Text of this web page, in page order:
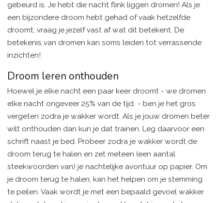
gebeurd is. Je hebt die nacht flink liggen dromen! Als je
een bijzondere droom hebt gehad of vaak hetzelfde
droomt, vraag je jezelf vast af wat dit betekent. De
betekenis van dromen kan soms leiden tot verrassende
inzichten!
Droom leren onthouden
Hoewel je elke nacht een paar keer droomt - we dromen
elke nacht ongeveer 25% van de tijd - ben je het gros
vergeten zodra je wakker wordt. Als je jouw dromen beter
wilt onthouden dan kun je dat trainen. Leg daarvoor een
schrift naast je bed. Probeer zodra je wakker wordt de
droom terug te halen en zet meteen (een aantal
steekwoorden van) je nachtelijke avontuur op papier. Om
je droom terug te halen, kan het helpen om je stemming
te peilen. Vaak wordt je met een bepaald gevoel wakker